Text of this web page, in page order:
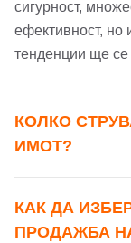
Парола
Забравена
сигурност,
ефективност, но
тенденции ще се
КОЛКО
ИМОТ?
КАК ДА
ПРОДАЖБА
Имейл адрес*
Вашето